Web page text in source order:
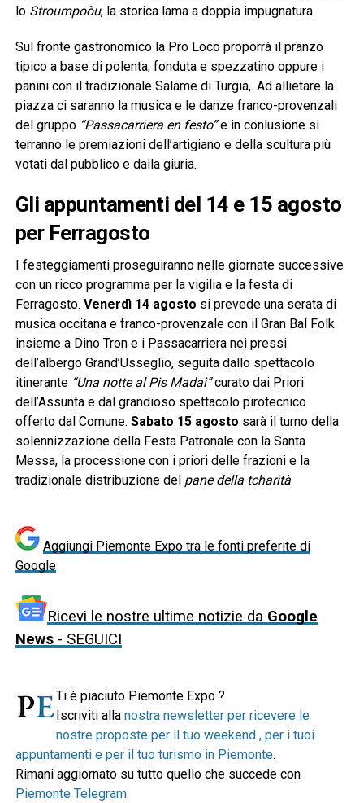
lo Stroumpoòu, la storica lama a doppia impugnatura.
Sul fronte gastronomico la Pro Loco proporrà il pranzo
tipico a base di polenta, fonduta e spezzatino oppure i
panini con il tradizionale Salame di Turgia,. Ad allietare la
piazza ci saranno la musica e le danze franco-provenzali
del gruppo “Passacarriera en festo”e in conlusione si
terranno le premiazioni dell’artigiano e della scultura più
votati dal pubblico e dalla giuria.
Gli appuntamenti del 14 e 15 agosto
per Ferragosto
I festeggiamenti proseguiranno nelle giornate successive
con un ricco programma per la vigilia e la festa di
Ferragosto. Venerdì 14 agosto si prevede una serata di
musica occitana e franco-provenzale con il Gran Bal Folk
insieme a Dino Tron e i Passacarriera nei pressi
dell’albergo Grand’Usseglio, seguita dallo spettacolo
itinerante “Una notte al Pis Madai”curato dai Priori
dell’Assunta e dal grandioso spettacolo pirotecnico
offerto dal Comune. Sabato 15 agosto sarà il turno della
solennizzazione della Festa Patronale con la Santa
Messa, la processione con i priori delle frazioni e la
tradizionale distribuzione del pane della tcharità.
Aggiungi Piemonte Expo tra le fonti preferite di
Google
Ricevi le nostre ultime notizie da Google
News- SEGUICI
Ti è piaciuto Piemonte Expo ?
Iscriviti alla nostra newsletter per ricevere le
nostre proposte per il tuo weekend , per i tuoi
appuntamenti e per il tuo turismo in Piemonte.
Rimani aggiornato su tutto quello che succede con
Piemonte Telegram.